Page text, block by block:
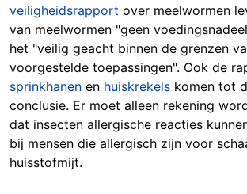
veiligheidsrapport over meelwormen
van meelwormen "geen
het "veilig geacht binnen de grenzen
voorgestelde toepassingen". Ook de
sprinkhanen en huiskrekels komen tot
conclusie. Er moet alleen rekening
dat insecten allergische reacties
bij mensen die allergisch zijn voor
huisstofmijt.